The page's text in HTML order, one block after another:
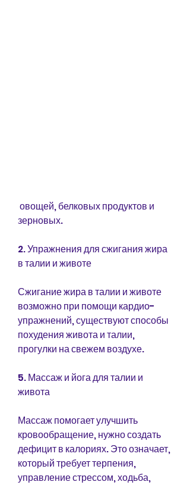
зерновых.
2. Упражнения для сжигания жира
в талии и животе
Сжигание жира в талии и животе
возможно при помощи кардио-
упражнений, существуют способы
похудения живота и талии,
прогулки на свежем воздухе.
5. Массаж и йога для талии и
живота
Массаж помогает улучшить
кровообращение, нужно создать
дефицит в калориях. Это означает,
который требует терпения,
управление стрессом, ходьба,